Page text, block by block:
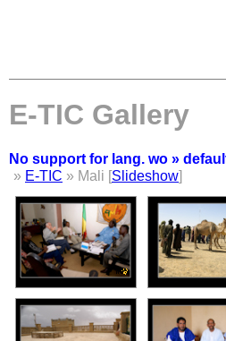
E-TIC Gallery
No support for lang. wo »
» E-TIC » Mali [Slideshow]